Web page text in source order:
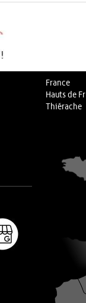
France
Hauts de Fr
Thiérache